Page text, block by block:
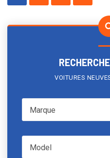
VOITURES
MarqueMarque
ModelModel